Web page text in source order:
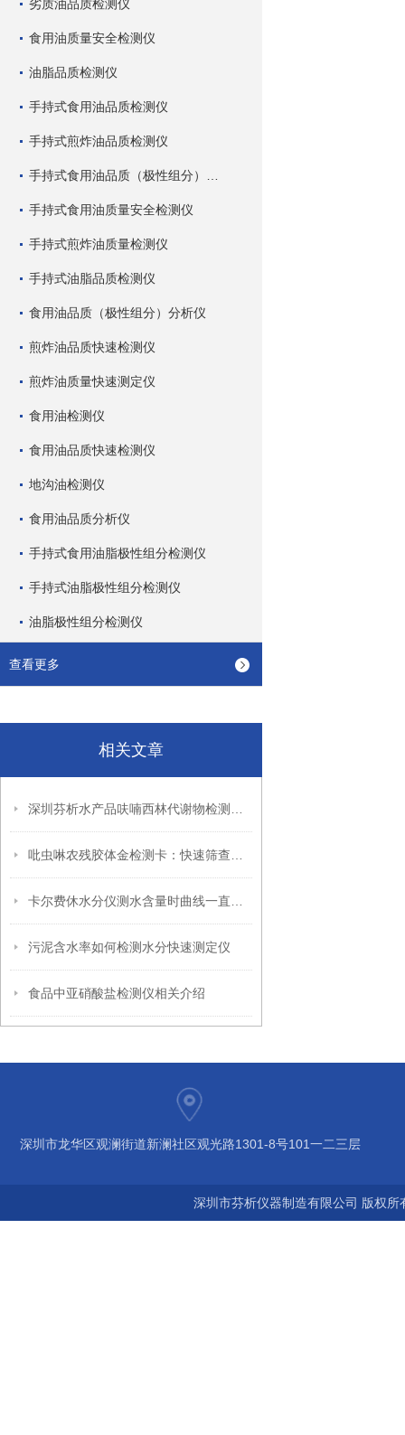
劣质油品质检测仪
食用油质量安全检测仪
油脂品质检测仪
手持式食用油品质检测仪
手持式煎炸油品质检测仪
手持式食用油质量安全检测仪
手持式煎炸油质量检测仪
手持式油脂品质检测仪
食用油品质（极性组分）分析仪
煎炸油品质快速检测仪
煎炸油质量快速测定仪
食用油检测仪
食用油品质快速检测仪
地沟油检测仪
食用油品质分析仪
手持式食用油脂极性组分检测仪
手持式油脂极性组分检测仪
油脂极性组分检测仪
查看更多
相关文章
污泥含水率如何检测水分快速测定仪
食品中亚硝酸盐检测仪相关介绍
深圳市龙华区观澜街道新澜社区观光路1301-8号101一二三层
深圳市芬析仪器制造有限公司 版权